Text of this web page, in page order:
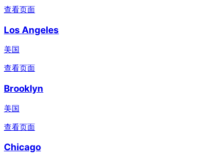
查看页面
Los Angeles
美国
查看页面
Brooklyn
美国
查看页面
Chicago